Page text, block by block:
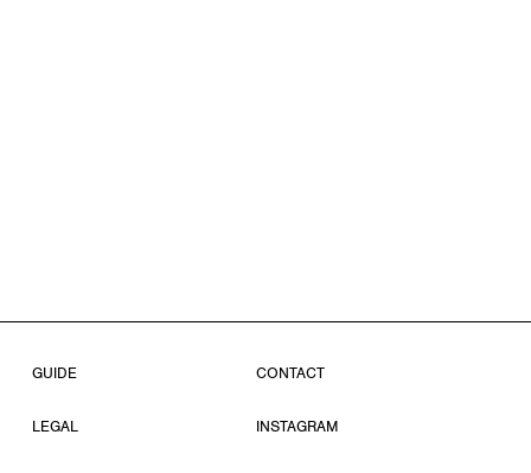
GUIDE
LEGAL
CONTACT
INSTAGRAM